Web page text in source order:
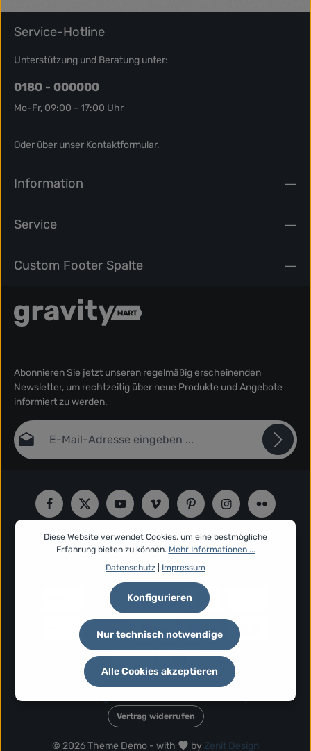
Service-Hotline
Unterstützung und Beratung unter:
0180 - 000000
Mo-Fr, 09:00 - 17:00 Uhr
Oder über unser Kontaktformular.
Information
Service
Custom Footer Spalte
Abonnieren Sie jetzt unseren regelmäßig erscheinenden
Newsletter, um rechtzeitig über neue Produkte und Angebote
informiert zu werden.
E-Mail-Adresse*
Ich habe dieDatenschutzbestimmungen
zur Kenntnis
genommen und die AGBgelesen und bin mit ihnen
einverstanden.*
© 2026 Theme Demo - with by Zenit Design
Vertrag widerrufen
Diese Website verwendet Cookies, um eine bestmögliche
Erfahrung bieten zu können. Mehr Informationen ...
Datenschutz
Impressum
Nur technisch notwendige
Konfigurieren
Alle Cookies akzeptieren